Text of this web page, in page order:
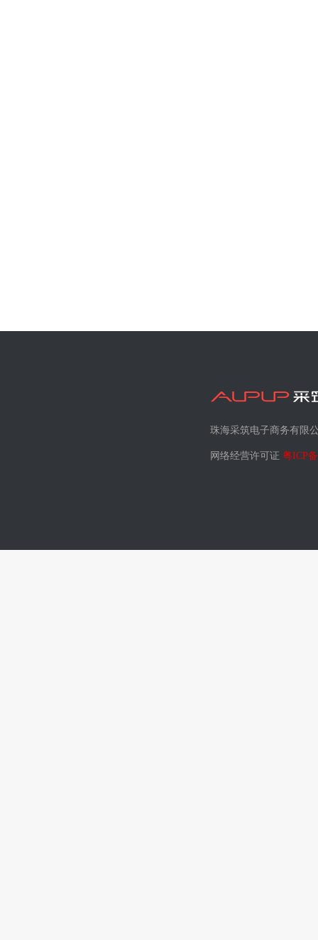
珠海采筑电子商务有限
网络经营许可证 粤ICP